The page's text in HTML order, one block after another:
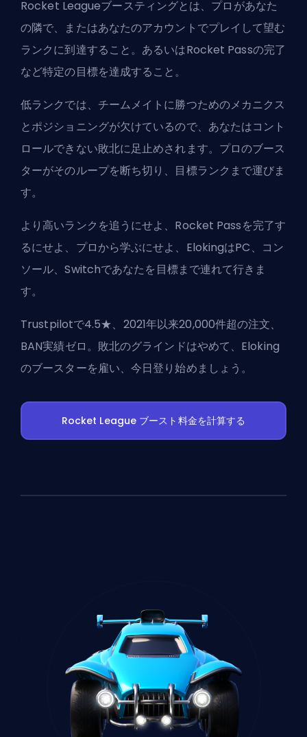
Rocket Leagueブースティングとは、プロがあなた
の隣で、またはあなたのアカウントでプレイして望む
ランクに到達すること。あるいはRocket Passの完了
など特定の目標を達成すること。
低ランクでは、チームメイトに勝つためのメカニクス
とポジショニングが欠けているので、あなたはコント
ロールできない敗北に足止めされます。プロのブース
ターがそのループを断ち切り、目標ランクまで運びま
す。
より高いランクを追うにせよ、Rocket Passを完了す
るにせよ、プロから学ぶにせよ、ElokingはPC、コン
ソール、Switchであなたを目標まで連れて行きま
す。
Trustpilotで4.5★、2021年以来20,000件超の注文、
BAN実績ゼロ。敗北のグラインドはやめて、Eloking
のブースターを雇い、今日登り始めましょう。
Rocket League ブースト料金を計算する